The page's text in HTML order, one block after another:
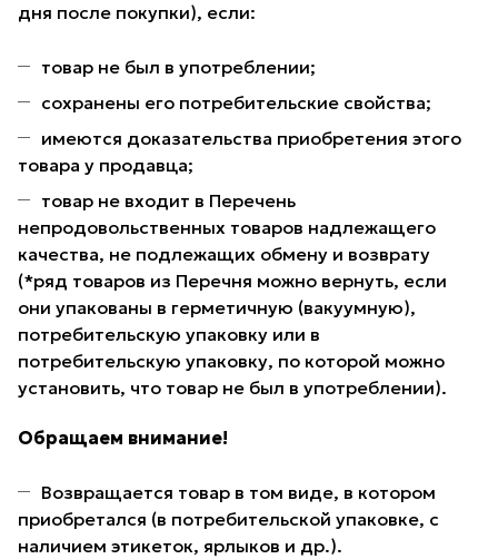
дня после покупки), если:
товар не был в употреблении;
сохранены его потребительские свойства;
имеются доказательства приобретения этого
товара у продавца;
товар не входит в Перечень
непродовольственных товаров надлежащего
качества, не подлежащих обмену и возврату
(*ряд товаров из Перечня можно вернуть, если
они упакованы в герметичную (вакуумную),
потребительскую упаковку или в
потребительскую упаковку, по которой можно
установить, что товар не был в употреблении).
Обращаем внимание!
Возвращается товар в том виде, в котором
приобретался (в потребительской упаковке, с
наличием этикеток, ярлыков и др.).